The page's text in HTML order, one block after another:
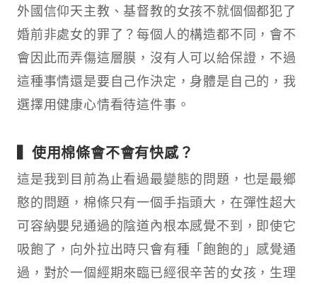
外國信仰天主教、基督教的女孩不就個個都犯了
婚前非處女的罪了？每個人的構造都不同，會不
會因此而弄傷這層膜，沒有人可以給保證，不過
這種事情還是要自己作決定，身體是自己的，我
選擇用健康心情看待這件事。
▍使用棉條會不會有快感？
這是我到目前為止看過最變態的問題，也是最鄉
憨的問題，棉條只有一個手指頭大，在彈性超大
可容納嬰兒通過的陰道內根本感覺不到，即使它
吸飽了，向外拉出時只會有種「飽飽的」感覺通
過，對於一個經期來臨已經很辛苦的女孩，生理